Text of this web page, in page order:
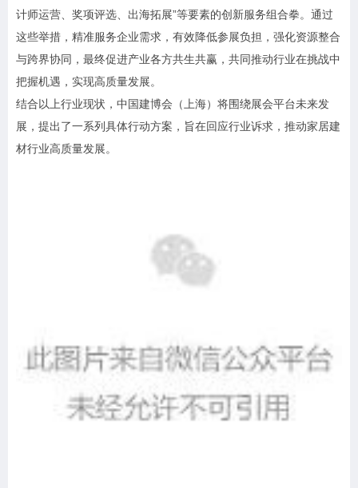
计师运营、奖项评选、出海拓展”等要素的创新服务组合拳。通过
这些举措，精准服务企业需求，有效降低参展负担，强化资源整合
与跨界协同，最终促进产业各方共生共赢，共同推动行业在挑战中
把握机遇，实现高质量发展。
结合以上行业现状，中国建博会（上海）将围绕展会平台未来发
展，提出了一系列具体行动方案，旨在回应行业诉求，推动家居建
材行业高质量发展。